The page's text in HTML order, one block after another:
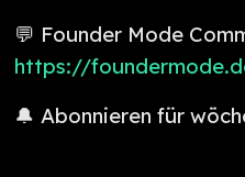
💬 Founder Mode
https://
🔔 Abonnieren für